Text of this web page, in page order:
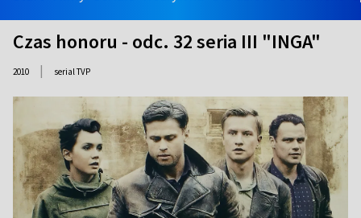
Czas honoru - odc. 32 seria III "INGA"
2010 | serial TVP